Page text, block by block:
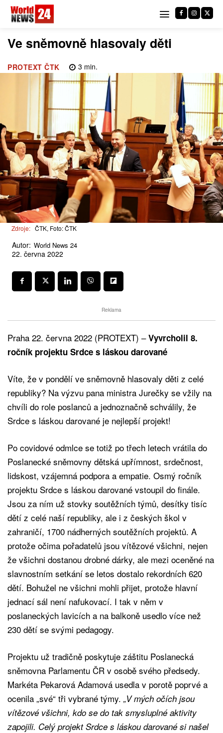
Ve sněmovně hlasovaly děti
PROTEXT ČTK 3 min.
Zdroje: ČTK, Foto: ČTK
Autor: World News 24
22. června 2022
Reklama
Praha 22. června 2022 (PROTEXT) –Vyvrcholil 8.
ročník projektu Srdce s láskou darované
Víte, že v pondělí ve sněmovně hlasovaly děti z celé
republiky? Na výzvu pana ministra Jurečky se vžily na
chvíli do role poslanců a jednoznačně schválily, že
Srdce s láskou darované je nejlepší projekt!
Po covidové odmlce se totiž po třech letech vrátila do
Poslanecké sněmovny dětská upřímnost, srdečnost,
lidskost, vzájemná podpora a empatie. Osmý ročník
projektu Srdce s láskou darované vstoupil do finále.
Jsou za ním už stovky soutěžních týmů, desítky tisíc
dětí z celé naší republiky, ale i z českých škol v
zahraničí, 1700 nádherných soutěžních projektů. A
protože očima pořadatelů jsou vítězové všichni, nejen
že všichni dostanou drobné dárky, ale mezi oceněné na
slavnostním setkání se letos dostalo rekordních 620
dětí. Bohužel ne všichni mohli přijet, protože hlavní
jednací sál není nafukovací. I tak v něm v
poslaneckých lavicích a na balkoně usedlo více než
230 dětí se svými pedagogy.
Projektu už tradičně poskytuje záštitu Poslanecká
sněmovna Parlamentu ČR v osobě svého předsedy.
Markéta Pekarová Adamová usedla v porotě poprvé a
ocenila „své“ tři vybrané týmy. „V mých očích jsou
vítězové všichni, kdo se do tak smysluplné aktivity
zapojili. Celý projekt Srdce s láskou darované si našel